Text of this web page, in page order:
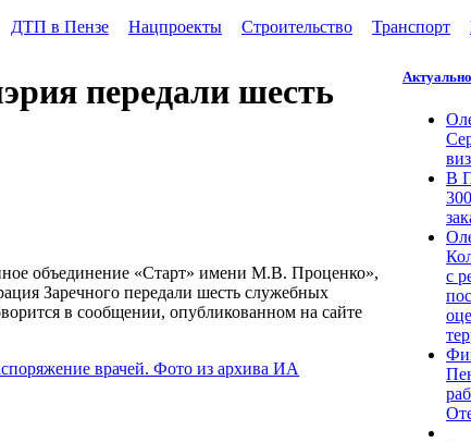
ДТП в Пензе Нацпроекты Строительство Транспорт
передали шесть
объединение «Старт» имени М.В. Проценко»,
Заречного передали шесть служебных
в сообщении, опубликованном на сайте
В
с